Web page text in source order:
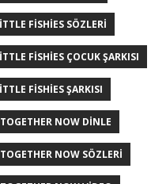
FISHIES SÖZLERI
FISHIES ÇOCUK ŞARKISI
FISHIES ŞARKISI
NOW DINLE
NOW SÖZLERI